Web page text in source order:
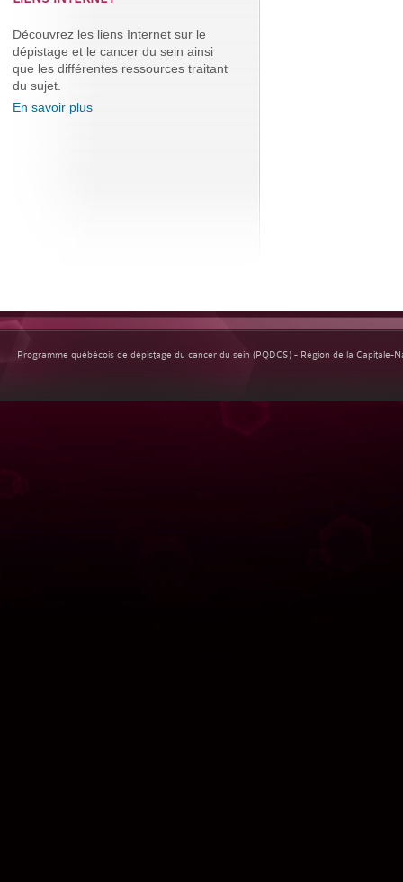
Découvrez les liens Internet sur le
dépistage et le cancer du sein ainsi
que les différentes ressources traitant
du sujet.
En savoir plus
Programme québécois de dépistage du cancer du sein (PQDCS) - Région de la Capitale-